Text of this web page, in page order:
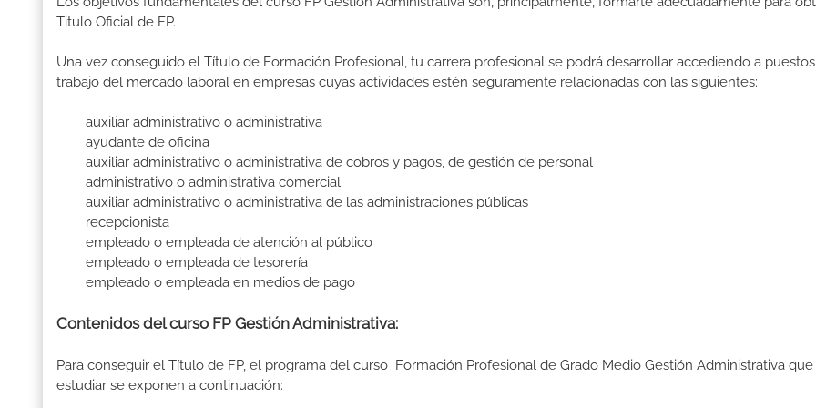
Titulo Oficial de FP.
Una vez conseguido el Título de Formación Profesional, tu carrera profesional se podrá desarrollar accediendo a
trabajo del mercado laboral en empresas cuyas actividades estén seguramente relacionadas con las siguientes:
auxiliar administrativo o administrativa
ayudante de oficina
auxiliar administrativo o administrativa de cobros y pagos, de gestión de personal
administrativo o administrativa comercial
auxiliar administrativo o administrativa de las administraciones públicas
recepcionista
empleado o empleada de atención al público
empleado o empleada de tesorería
empleado o empleada en medios de pago
Contenidos del curso FP Gestión Administrativa:
Para conseguir el Título de FP, el programa del curso Formación Profesional de Grado Medio Gestión Administrativa que
estudiar se exponen a continuación: